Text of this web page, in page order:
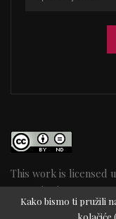
This work is licensed
NoDerivatives 4.0
Kako bismo ti pružili
kolačiće